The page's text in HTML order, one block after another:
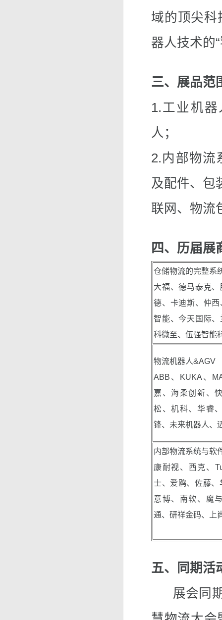
域的顶尖科
器人技术的
三、展品范
1.工业机
人；
2.内部物流
及配件、包
联网、物流
四、历届展
仓储物流的完整系
大福、德马泰克
德、卡迪斯、仲
智能、今天国际
科微至、伍强智能
物流机器人&AGV
ABB、KUKA、
嘉、海柔创新、
松、机科、华睿
锋、未来机器人、
内部物流系统与软
康耐视、西克、
士、爱鸥、佐藤
意博、南软、魔
通、研祥金码、上
五、同期活
展会同期